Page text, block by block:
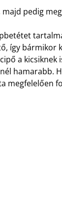
pedig
így bármikor
a
hamarabb.
megfelelően